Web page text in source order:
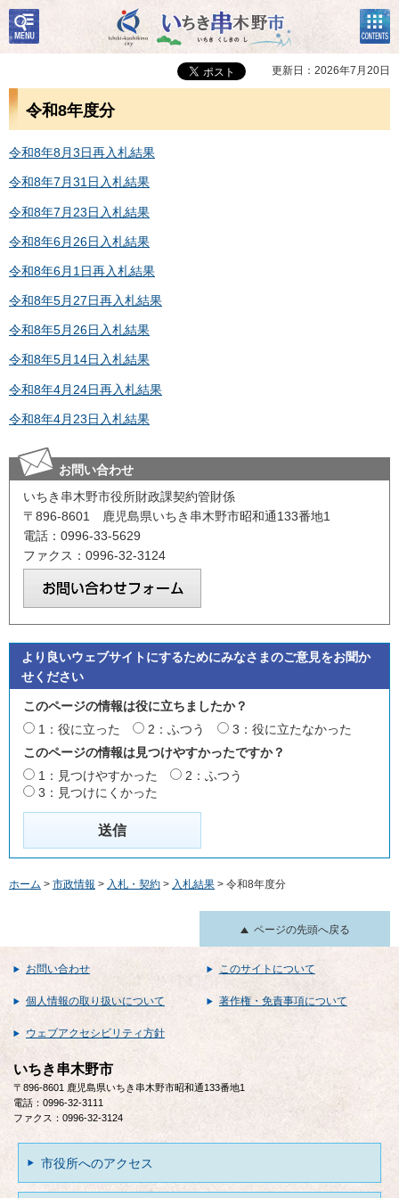
いちき串木野市
検
索・
共通
コン
テン
ツメ
ニュ
更新日：2026年7月20日
令和8年度分
令和8年8月3日再入札結果
令和8年7月31日入札結果
令和8年7月23日入札結果
令和8年6月26日入札結果
令和8年6月1日再入札結果
令和8年5月27日再入札結果
令和8年5月26日入札結果
令和8年5月14日入札結果
令和8年4月24日再入札結果
令和8年4月23日入札結果
お問い合わせ
いちき串木野市役所財政課契約管財係
〒896-8601 鹿児島県いちき串木野市昭和通133番地1
電話：0996-33-5629
ファクス：0996-32-3124
より良いウェブサイトにするためにみなさまのご意見をお聞か
せください
このページの情報は役に立ちましたか？
1：役に立った
2：ふつう
3：役に立たなかった
このページの情報は見つけやすかったですか？
1：見つけやすかった
2：ふつう
3：見つけにくかった
ホーム > 市政情報 > 入札・契約 > 入札結果 > 令和8年度分
ページの先頭へ戻る
お問い合わせ このサイトについて
個人情報の取り扱いについて 著作権・免責事項について
ウェブアクセシビリティ方針
いちき串木野市
〒896-8601 鹿児島県いちき串木野市昭和通133番地1
電話：0996-32-3111
ファクス：0996-32-3124
市役所へのアクセス